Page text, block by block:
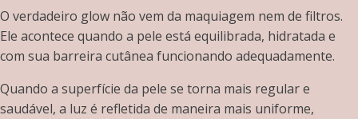
O verdadeiro glow não vem da maquiagem nem de filtros.
Ele acontece quando a pele está equilibrada, hidratada e
com sua barreira cutânea funcionando adequadamente.
Quando a superfície da pele se torna mais regular e
saudável, a luz é refletida de maneira mais uniforme,